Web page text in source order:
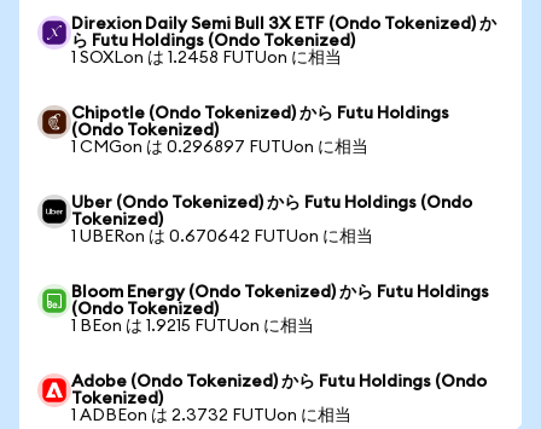
Direxion Daily Semi Bull 3X ETF (Ondo Tokenized) か
ら Futu Holdings (Ondo Tokenized)
1 SOXLon は 1.2458 FUTUon に相当
Chipotle (Ondo Tokenized) から Futu Holdings
(Ondo Tokenized)
1 CMGon は 0.296897 FUTUon に相当
Uber (Ondo Tokenized) から Futu Holdings (Ondo
Tokenized)
1 UBERon は 0.670642 FUTUon に相当
Bloom Energy (Ondo Tokenized) から Futu Holdings
(Ondo Tokenized)
1 BEon は 1.9215 FUTUon に相当
Adobe (Ondo Tokenized) から Futu Holdings (Ondo
Tokenized)
1 ADBEon は 2.3732 FUTUon に相当